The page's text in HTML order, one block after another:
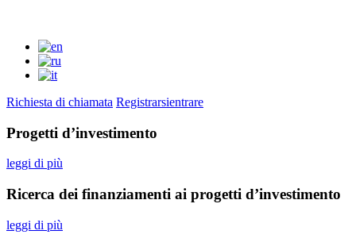
Richiesta di chiamata Registrarsientrare
Progetti d’investimento
leggi di più
Ricerca dei finanziamenti ai progetti d’investimento
leggi di più